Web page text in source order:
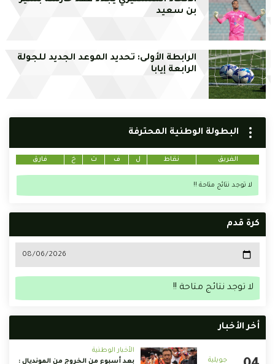
بن سعيد
الرابطة الأولى: تحديد الموعد الجديد للجولة
الرابعة إيابا
البطولة الوطنية المحترفة
الفريق نقاط ل ف ت خ فارق
لا توجد نتائج متاحة !!
كرة قدم
لا توجد نتائج متاحة !!
أخر الأخبار
الأخبار الوطنية
بعد أسبوع من الخروج من المونديال :